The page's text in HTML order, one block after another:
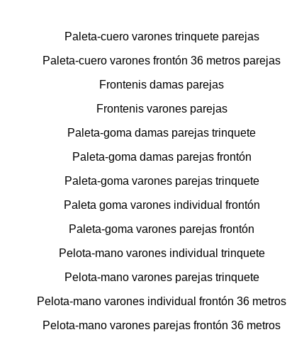
Paleta-cuero varones trinquete parejas
Paleta-cuero varones frontón 36 metros parejas
Frontenis damas parejas
Frontenis varones parejas
Paleta-goma damas parejas trinquete
Paleta-goma damas parejas frontón
Paleta-goma varones parejas trinquete
Paleta goma varones individual frontón
Paleta-goma varones parejas frontón
Pelota-mano varones individual trinquete
Pelota-mano varones parejas trinquete
Pelota-mano varones individual frontón 36 metros
Pelota-mano varones parejas frontón 36 metros